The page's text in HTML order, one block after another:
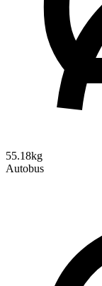
55.18kg
Autobus